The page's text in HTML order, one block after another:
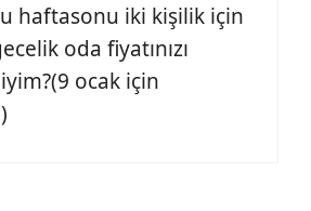
haftasonu iki kişilik için
oda fiyatınızı
ocak için